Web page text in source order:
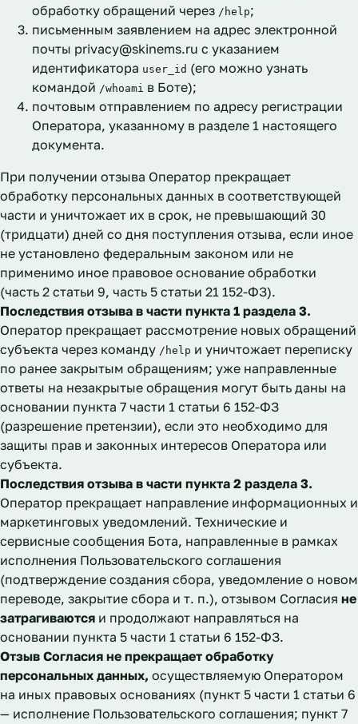
обработку обращений через /help;
письменным заявлением на адрес электронной
почты privacy@skinems.ru с указанием
идентификатора user_id (его можно узнать
командой /whoami в Боте);
почтовым отправлением по адресу регистрации
Оператора, указанному в разделе 1 настоящего
документа.
При получении отзыва Оператор прекращает
обработку персональных данных в соответствующей
части и уничтожает их в срок, не превышающий 30
(тридцати) дней со дня поступления отзыва, если иное
не установлено федеральным законом или не
применимо иное правовое основание обработки
(часть 2 статьи 9, часть 5 статьи 21 152-ФЗ).
Последствия отзыва в части пункта 1 раздела 3.
Оператор прекращает рассмотрение новых обращений
субъекта через команду /help и уничтожает переписку
по ранее закрытым обращениям; уже направленные
ответы на незакрытые обращения могут быть даны на
основании пункта 7 части 1 статьи 6 152-ФЗ
(разрешение претензии), если это необходимо для
защиты прав и законных интересов Оператора или
субъекта.
Последствия отзыва в части пункта 2 раздела 3.
Оператор прекращает направление информационных и
маркетинговых уведомлений. Технические и
сервисные сообщения Бота, направленные в рамках
исполнения Пользовательского соглашения
(подтверждение создания сбора, уведомление о новом
переводе, закрытие сбора и т. п.), отзывом Согласия не
затрагиваются и продолжают направляться на
основании пункта 5 части 1 статьи 6 152-ФЗ.
Отзыв Согласия не прекращает обработку
персональных данных, осуществляемую Оператором
на иных правовых основаниях (пункт 5 части 1 статьи 6
— исполнение Пользовательского соглашения; пункт 7